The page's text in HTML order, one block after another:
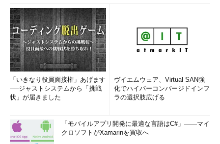
「いきなり役員面接権」あげます
──ジャストシステムから「挑戦
状」が届きました
ヴイエムウェア、Virtual SAN強
化でハイパーコンバージドインフ
ラの選択肢広げる
「モバイルアプリ開発に最適な言語はC#」――マイ
クロソフトがXamarinを買収へ